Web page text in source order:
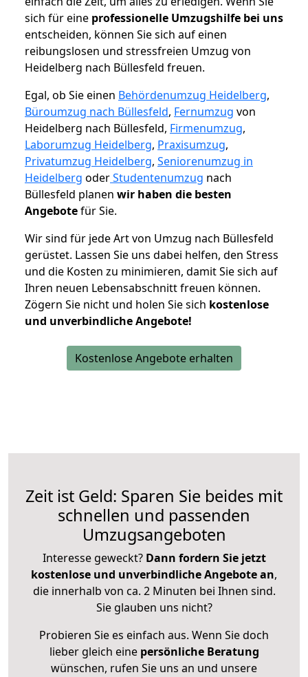
sich für eine professionelle Umzugshilfe bei uns
entscheiden, können Sie sich auf einen
reibungslosen und stressfreien Umzug von
Heidelberg nach Büllesfeld freuen.
Egal, ob Sie einen Behördenumzug Heidelberg,
Büroumzug nach Büllesfeld, Fernumzug von
Heidelberg nach Büllesfeld, Firmenumzug,
Laborumzug Heidelberg, Praxisumzug,
Privatumzug Heidelberg, Seniorenumzug in
Heidelberg oderStudentenumzug nach
Büllesfeld planen wir haben die besten
Angebotefür Sie.
Wir sind für jede Art von Umzug nach Büllesfeld
gerüstet. Lassen Sie uns dabei helfen, den Stress
und die Kosten zu minimieren, damit Sie sich auf
Ihren neuen Lebensabschnitt freuen können.
Zögern Sie nicht und holen Sie sich kostenlose
und unverbindliche Angebote!
Kostenlose Angebote erhalten
Zeit ist Geld: Sparen Sie beides mit
schnellen und passenden
Umzugsangeboten
Interesse geweckt? Dann fordern Sie jetzt
kostenlose und unverbindliche Angebote an,
die innerhalb von ca. 2 Minuten bei Ihnen sind.
Sie glauben uns nicht?
Probieren Sie es einfach aus. Wenn Sie doch
lieber gleich eine persönliche Beratung
wünschen, rufen Sie uns an und unsere